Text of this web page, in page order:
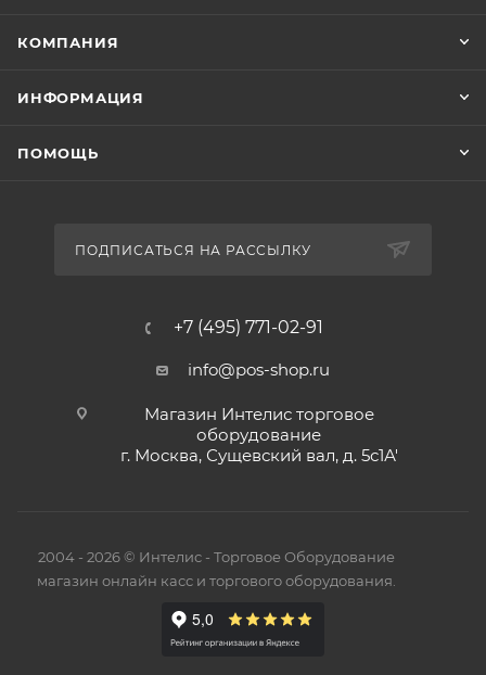
КОМПАНИЯ
ИНФОРМАЦИЯ
ПОМОЩЬ
ПОДПИСАТЬСЯ НА РАССЫЛКУ
+7 (495) 771-02-91
info@pos-shop.ru
Магазин Интелис торговое
оборудование
г. Москва, Сущевский вал, д. 5с1А'
2004 - 2026 © Интелис - Торговое Оборудование
магазин онлайн касс и торгового оборудования.